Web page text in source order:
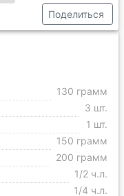
Поделиться
130 грамм
3 шт.
1 шт.
150 грамм
200 грамм
1/2 ч.л.
1/4 ч.л.